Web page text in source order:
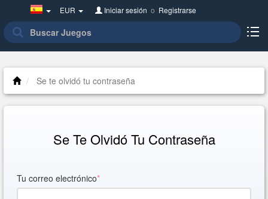
Spain(Español)
EUR Iniciar sesión o Registrarse
Se te olvidó tu contraseña
Se Te Olvidó Tu Contraseña
Tu correo electrónico*